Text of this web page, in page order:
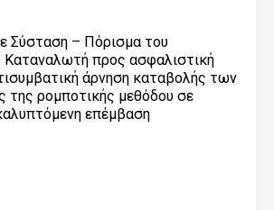
Σύσταση – Πόρισμα του
Καταναλωτή προς ασφαλιστική
άρνηση καταβολής των
της ρομποτικής μεθόδου σε
επέμβαση